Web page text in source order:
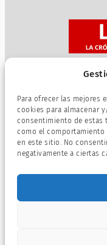
Para ofrecer las mejores
cookies para almacenar
consentimiento de estas
como el
en este sitio. No
negativamente a ciertas